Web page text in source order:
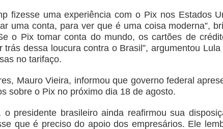
fizesse uma experiência com o Pix nos Estados
uma conta, para ver que é uma coisa moderna”,
o Pix tomar conta do mundo, os cartões de
dessa loucura contra o Brasil”, argumentou Lula
no tarifaço.
Mauro Vieira, informou que governo federal
sobre o Pix no próximo dia 18 de agosto.
presidente brasileiro ainda reafirmou sua
que é preciso do apoio dos empresários. Ele